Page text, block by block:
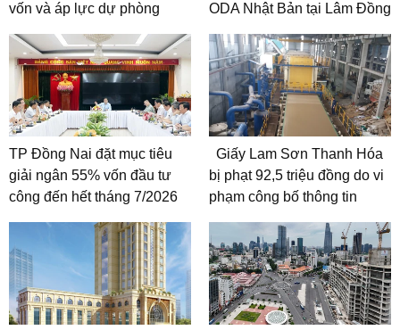
vốn và áp lực dự phòng
ODA Nhật Bản tại Lâm Đồng
TP Đồng Nai đặt mục tiêu
giải ngân 55% vốn đầu tư
công đến hết tháng 7/2026
Giấy Lam Sơn Thanh Hóa
bị phạt 92,5 triệu đồng do vi
phạm công bố thông tin